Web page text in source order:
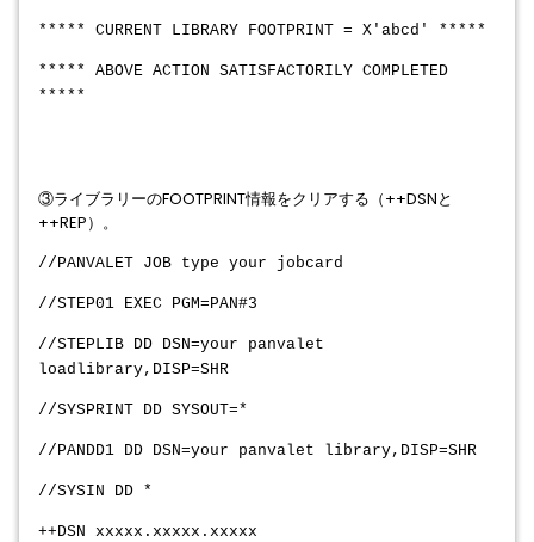
***** CURRENT LIBRARY FOOTPRINT = X'abcd' *****
***** ABOVE ACTION SATISFACTORILY COMPLETED
*****
③ライブラリーのFOOTPRINT情報をクリアする（++DSNと
++REP）。
//PANVALET JOB type your jobcard
//STEP01 EXEC PGM=PAN#3
//STEPLIB DD DSN=your panvalet
loadlibrary,DISP=SHR
//SYSPRINT DD SYSOUT=*
//PANDD1 DD DSN=your panvalet library,DISP=SHR
//SYSIN DD *
++DSN xxxxx.xxxxx.xxxxx